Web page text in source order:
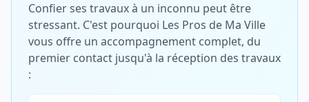
Confier ses travaux à un inconnu peut être
stressant. C'est pourquoi Les Pros de Ma Ville
vous offre un accompagnement complet, du
premier contact jusqu'à la réception des travaux
: